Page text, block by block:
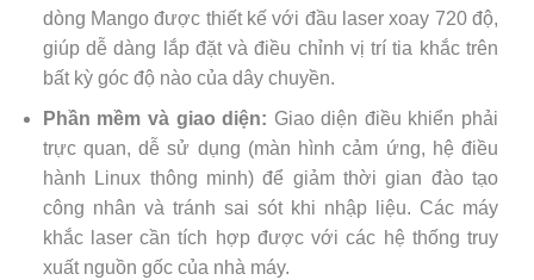
dòng Mango được thiết kế với đầu laser xoay 720 độ,
giúp dễ dàng lắp đặt và điều chỉnh vị trí tia khắc trên
bất kỳ góc độ nào của dây chuyền.
Phần mềm và giao diện: Giao diện điều khiển phải
trực quan, dễ sử dụng (màn hình cảm ứng, hệ điều
hành Linux thông minh) để giảm thời gian đào tạo
công nhân và tránh sai sót khi nhập liệu. Các máy
khắc laser cần tích hợp được với các hệ thống truy
xuất nguồn gốc của nhà máy.